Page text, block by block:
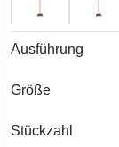
Ausführung
Größe
Stückzahl